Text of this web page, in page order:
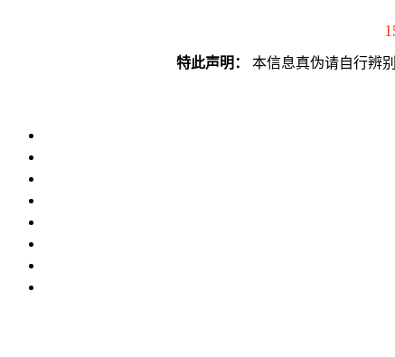
特此声明： 本信息真伪请自行辨